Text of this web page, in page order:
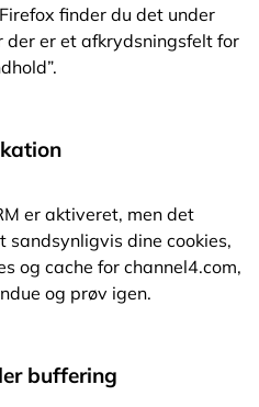
finder du det under
der er et afkrydsningsfelt for
er aktiveret, men det
sandsynligvis dine cookies,
og cache for channel4.com,
og prøv igen.
buffering